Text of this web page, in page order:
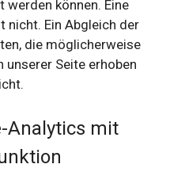
werden können. Eine
nicht. Ein Abgleich der
die möglicherweise
unserer Seite erhoben
Analytics mit